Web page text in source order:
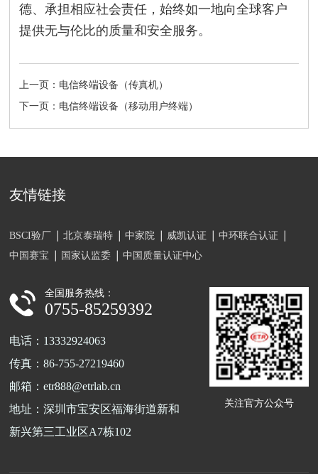
德、承担相应社会责任，始终如一地向全球客户
提供无与伦比的质量和安全服务。
上一页：电信终端设备（传真机）
下一页：电信终端设备（移动用户终端）
友情链接
BSCI验厂 北京泰瑞特 中家院 威凯认证
中环联合认证
中国赛宝
国家认监委 中国质量认证中心
全国服务热线：
0755-85259392
电话：13332924063
传真：86-755-27219460
邮箱：etr888@etrlab.cn
地址：深圳市宝安区福海街道新和
新兴第三工业区A7栋102
关注官方公众号